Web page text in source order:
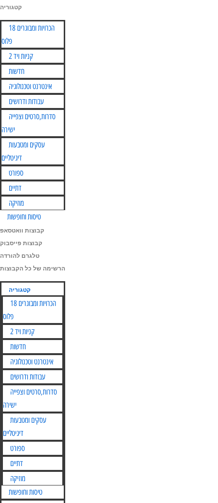
Skip
to
content
קטגוריה
הכרויות ומבוגרים 18
פלוס
קניות ויד 2
חדשות
אינטרנט וטכנולוגיה
עבודות ודרושים
סדרות,סרטים וצפייה
ישירה
עסקים ומטבעות
דיגיטליים
ספורט
דתיים
מוזיקה
טיסות וחופשות
קבוצות וואטסאפ
קבוצות פייסבוק
טלגרם להורדה
הרשימה של כל הקבוצות
קטגוריה
הכרויות ומבוגרים 18
פלוס
קניות ויד 2
חדשות
אינטרנט וטכנולוגיה
עבודות ודרושים
סדרות,סרטים וצפייה
ישירה
עסקים ומטבעות
דיגיטליים
ספורט
דתיים
מוזיקה
טיסות וחופשות